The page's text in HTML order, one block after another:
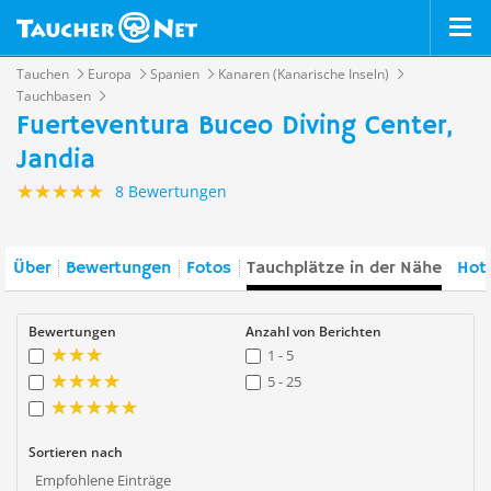
Tauchen Europa Spanien
Kanaren (Kanarische Inseln)
Tauchbasen
Fuerteventura Buceo Diving Center,
Jandia
8 Bewertungen
Über Bewertungen Fotos Tauchplätze in der Nähe
Bewertungen Anzahl von Berichten
1 - 5
5 - 25
Sortieren nach
Empfohlene Einträge